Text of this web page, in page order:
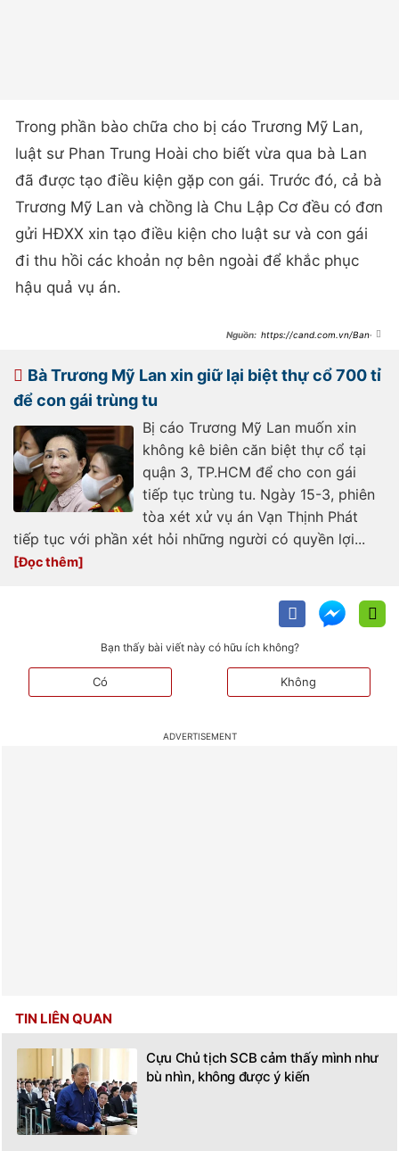
Trong phần bào chữa cho bị cáo Trương Mỹ Lan,
luật sư Phan Trung Hoài cho biết vừa qua bà Lan
đã được tạo điều kiện gặp con gái. Trước đó, cả bà
Trương Mỹ Lan và chồng là Chu Lập Cơ đều có đơn
gửi HĐXX xin tạo điều kiện cho luật sư và con gái
đi thu hồi các khoản nợ bên ngoài để khắc phục
hậu quả vụ án.
https://cand.com.vn/Ban-
thuong-toan-bo-thiet-hai-trong-vu-
an-i725808/
Bà Trương Mỹ Lan xin giữ lại biệt thự cổ 700 tỉ
để con gái trùng tu
Bị cáo Trương Mỹ Lan muốn xin
không kê biên căn biệt thự cổ tại
quận 3, TP.HCM để cho con gái
tiếp tục trùng tu. Ngày 15-3, phiên
tòa xét xử vụ án Vạn Thịnh Phát
tiếp tục với phần xét hỏi những người có quyền lợi...
Bạn thấy bài viết này có hữu ích không?
Có Không
TIN LIÊN QUAN
Cựu Chủ tịch SCB cảm thấy mình như
bù nhìn, không được ý kiến